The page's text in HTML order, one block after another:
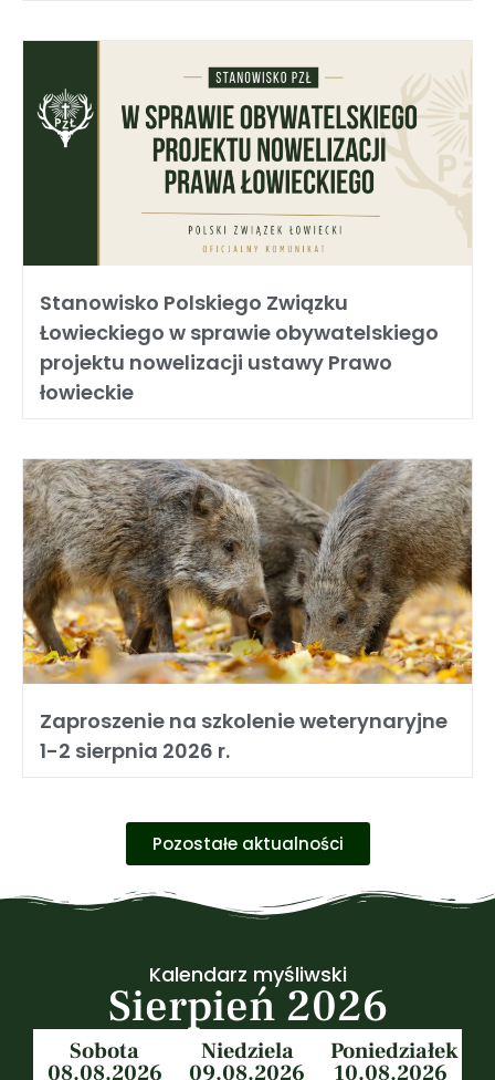
Stanowisko Polskiego Związku
Łowieckiego w sprawie obywatelskiego
projektu nowelizacji ustawy Prawo
łowieckie
Zaproszenie na szkolenie weterynaryjne
1-2 sierpnia 2026 r.
Pozostałe aktualności
Kalendarz myśliwski
Sierpień 2026
Sobota
08.08.2026
Niedziela
09.08.2026
Poniedziałek
10.08.2026